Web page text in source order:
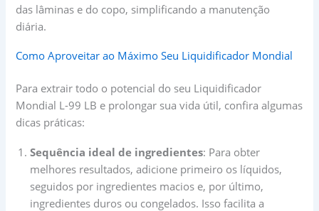
das lâminas e do copo, simplificando a manutenção
diária.
Como Aproveitar ao Máximo Seu Liquidificador Mondial
Para extrair todo o potencial do seu Liquidificador
Mondial L-99 LB e prolongar sua vida útil, confira algumas
dicas práticas:
Sequência ideal de ingredientes: Para obter
melhores resultados, adicione primeiro os líquidos,
seguidos por ingredientes macios e, por último,
ingredientes duros ou congelados. Isso facilita a